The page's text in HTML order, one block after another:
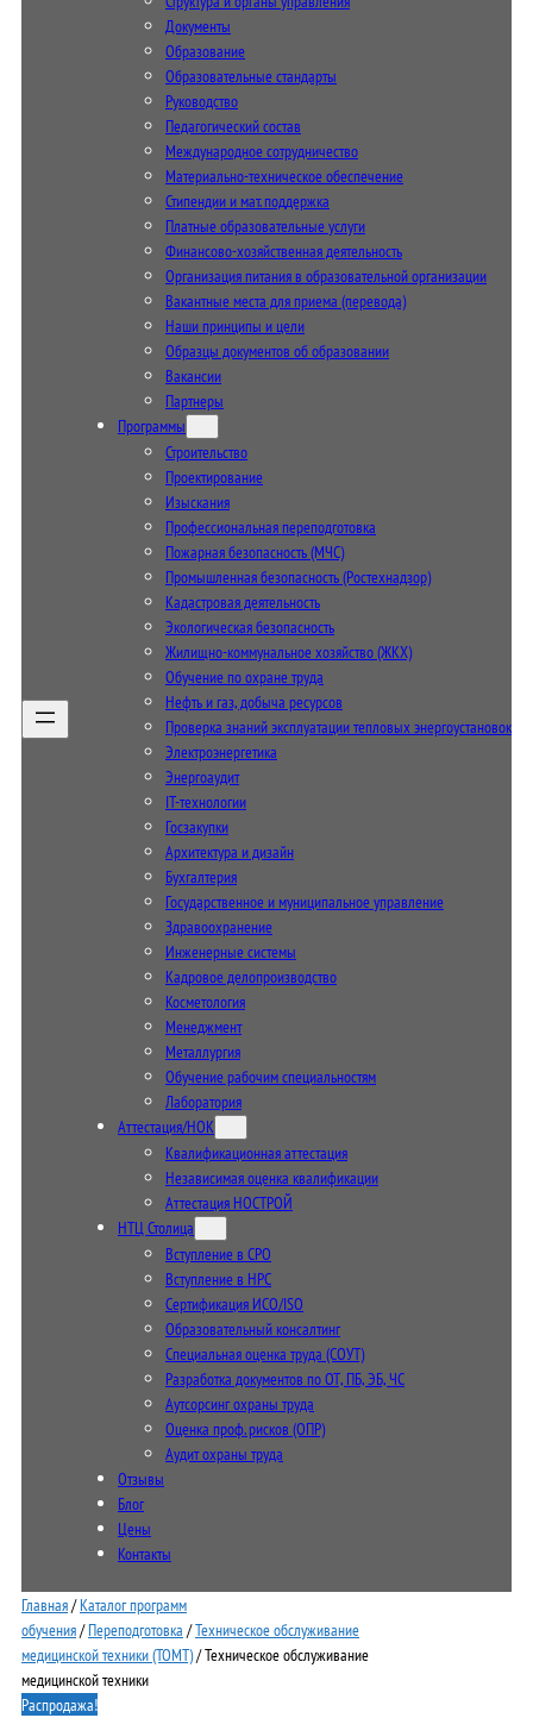
Документы
Образование
Образовательные стандарты
Руководство
Педагогический состав
Международное сотрудничество
Материально-техническое обеспечение
Стипендии и мат. поддержка
Платные образовательные услуги
Финансово-хозяйственная деятельность
Организация питания в образовательной организации
Вакантные места для приема (перевода)
Наши принципы и цели
Образцы документов об образовании
Вакансии
Партнеры
Программы
Строительство
Проектирование
Изыскания
Профессиональная переподготовка
Пожарная безопасность (МЧС)
Промышленная безопасность (Ростехнадзор)
Кадастровая деятельность
Экологическая безопасность
Жилищно-коммунальное хозяйство (ЖКХ)
Обучение по охране труда
Нефть и газ, добыча ресурсов
Проверка знаний эксплуатации тепловых энергоустановок
Электроэнергетика
Энергоаудит
IT-технологии
Госзакупки
Архитектура и дизайн
Бухгалтерия
Государственное и муниципальное управление
Здравоохранение
Инженерные системы
Кадровое делопроизводство
Косметология
Менеджмент
Металлургия
Обучение рабочим специальностям
Лаборатория
Аттестация/НОК
Квалификационная аттестация
Независимая оценка квалификации
Аттестация НОСТРОЙ
НТЦ Столица
Вступление в СРО
Вступление в НРС
Сертификация ИСО/ISO
Образовательный консалтинг
Специальная оценка труда (СОУТ)
Разработка документов по ОТ, ПБ, ЭБ, ЧС
Аутсорсинг охраны труда
Оценка проф. рисков (ОПР)
Аудит охраны труда
Отзывы
Блог
Цены
Контакты
Главная/Каталог программ
обучения/Переподготовка /Техническое обслуживание
медицинской техники (ТОМТ)/ Техническое обслуживание
медицинской техники
Распродажа!